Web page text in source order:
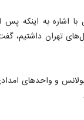
اشاره به اینکه پس
و واحدهای